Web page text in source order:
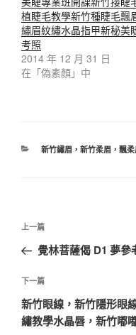
植睫毛教學新竹種睫毛飄
繡眉紋繡水晶指甲新秘美
考照
2014 年 12 月 31 日
在「偽素顏」中
分
新竹繡眉，新竹柔眉，飄
文
導
覽
上
一
文
章
上一篇
覺林菩薩偈 D1 夢
下
一
篇
下一篇
新竹眼線，新竹隱形眼
繡教學水晶唇，新竹嘟